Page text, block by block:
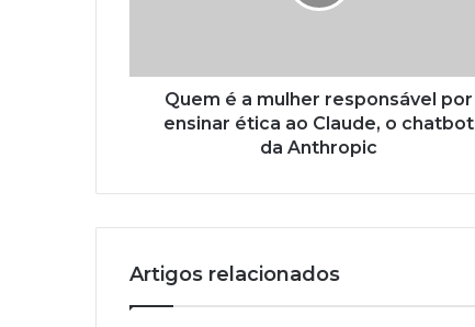
Quem é a mulher responsável por
ensinar ética ao Claude, o chatbot
da Anthropic
Artigos relacionados